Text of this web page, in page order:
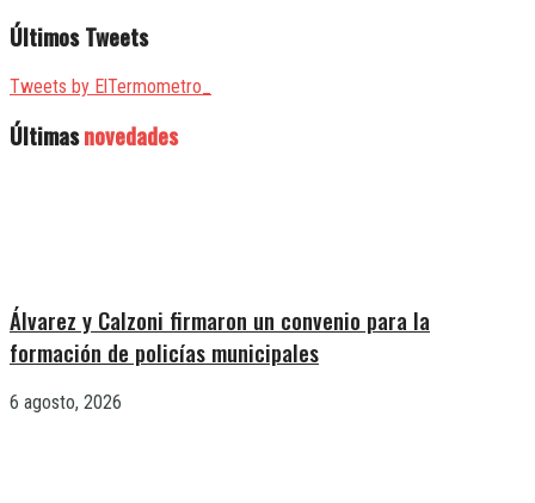
Últimos Tweets
Tweets by ElTermometro_
Últimasnovedades
Álvarez y Calzoni firmaron un convenio para la
formación de policías municipales
6 agosto, 2026